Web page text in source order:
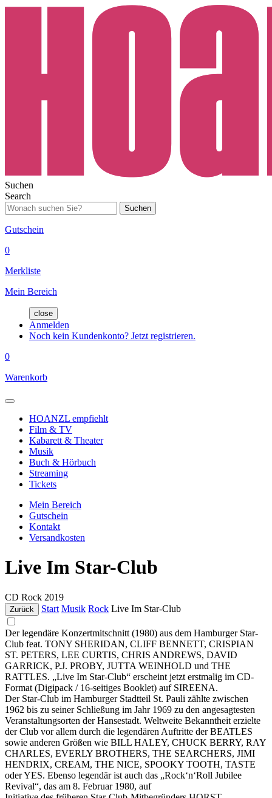
Suchen
Search
Suchen
Gutschein
0
Merkliste
Mein Bereich
close
Anmelden
Noch kein Kundenkonto? Jetzt registrieren.
0
Warenkorb
HOANZL empfiehlt
Film & TV
Kabarett & Theater
Musik
Buch & Hörbuch
Streaming
Tickets
Mein Bereich
Gutschein
Kontakt
Versandkosten
Live Im Star-Club
CD Rock 2019
Zurück Start Musik Rock Live Im Star-Club
Der legendäre Konzertmitschnitt (1980) aus dem Hamburger Star-
Club feat. TONY SHERIDAN, CLIFF BENNETT, CRISPIAN
ST. PETERS, LEE CURTIS, CHRIS ANDREWS, DAVID
GARRICK, P.J. PROBY, JUTTA WEINHOLD und THE
RATTLES. „Live Im Star-Club“ erscheint jetzt erstmalig im CD-
Format (Digipack / 16-seitiges Booklet) auf SIREENA.
Der Star-Club im Hamburger Stadtteil St. Pauli zählte zwischen
1962 bis zu seiner Schließung im Jahr 1969 zu den angesagtesten
Veranstaltungsorten der Hansestadt. Weltweite Bekanntheit erzielte
der Club vor allem durch die legendären Auftritte der BEATLES
sowie anderen Größen wie BILL HALEY, CHUCK BERRY, RAY
CHARLES, EVERLY BROTHERS, THE SEARCHERS, JIMI
HENDRIX, CREAM, THE NICE, SPOOKY TOOTH, TASTE
oder YES. Ebenso legendär ist auch das „Rock‘n‘Roll Jubilee
Revival“, das am 8. Februar 1980, auf